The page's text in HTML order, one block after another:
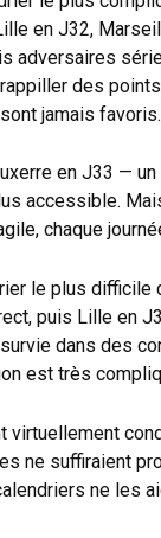
en J32,
adversaires
des
jamais favoris.
en J33 —
accessible.
chaque
le plus difficile
puis Lille en
dans des
est très
virtuellement
ne suffiraient
ne les